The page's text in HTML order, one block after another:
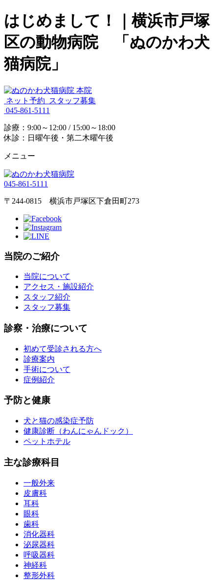
はじめまして！｜横浜市戸塚
区の動物病院 「ぬのかわ犬
猫病院」
ネット予約
スタッフ募集
045-861-5111
診療：9:00～12:00 / 15:00～18:00
休診：日曜午後・第二木曜午後
メニュー
045-861-5111
〒244-0815 横浜市戸塚区下倉田町273
当院のご紹介
当院について
アクセス・施設紹介
スタッフ紹介
スタッフ募集
診察・治療について
初めて受診される方へ
診療案内
手術について
症例紹介
予防と健康
犬と猫の感染症予防
健康診断（わんにゃんドック）
ペットホテル
主な診療科目
一般外来
皮膚科
耳科
眼科
歯科
消化器科
泌尿器科
呼吸器科
神経科
整形外科